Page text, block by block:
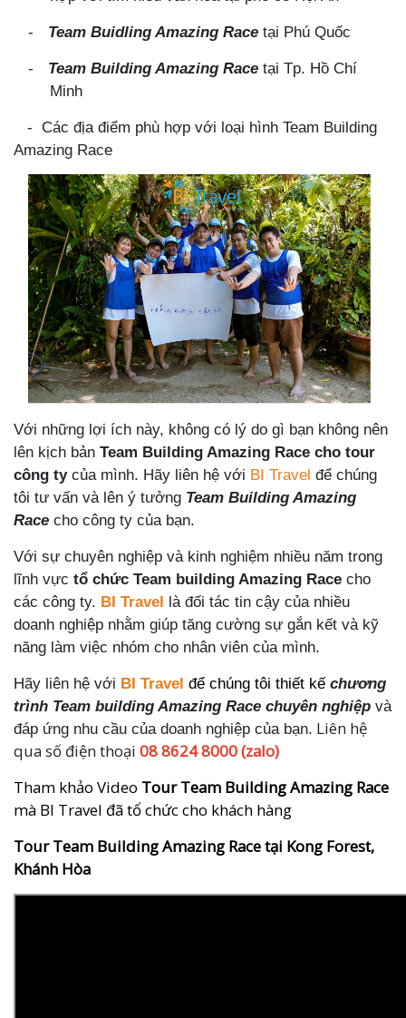
-
Team Buidling Amazing Race tại Phú Quốc
-
Team Building Amazing Race tại Tp. Hồ Chí
Minh
- Các địa điểm phù hợp với loại hình Team Building
Amazing Race
Với những lợi ích này, không có lý do gì bạn không nên
lên kịch bản Team Building Amazing Race cho tour
công tycủa mình. Hãy liên hệ với BI Travel để chúng
tôi tư vấn và lên ý tưởng Team Building Amazing
Race cho công ty của bạn.
Với sự chuyên nghiệp và kinh nghiệm nhiều năm trong
lĩnh vực tổ chức Team building Amazing Race cho
các công ty. BI Travel là đối tác tin cậy của nhiều
doanh nghiệp nhằm giúp tăng cường sự gắn kết và kỹ
năng làm việc nhóm cho nhân viên của mình.
Hãy liên hệ với BI Travel để chúng tôi thiết kế chương
trình Team building Amazing Race chuyên nghiệp và
đáp ứng nhu cầu của doanh nghiệp của bạn. Liên hệ
qua số điện thoại 08 8624 8000 (zalo)
Tham khảo Video Tour Team Building Amazing Race
mà BI Travel đã tổ chức cho khách hàng
Tour Team Building Amazing Race tại Kong Forest,
Khánh Hòa